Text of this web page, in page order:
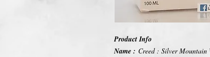
Product Info
Name : Creed : Silver Mountain